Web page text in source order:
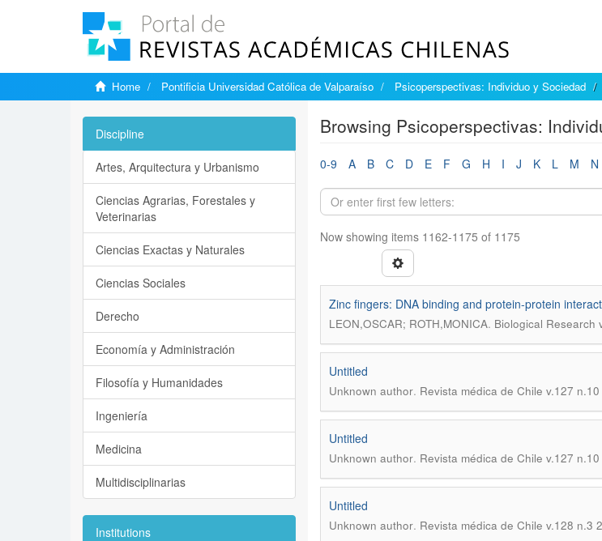
Home Pontificia Universidad Católica de Valparaíso Psicoperspectivas: Individuo y Sociedad
Browsing Psicoperspectivas:
0-9 A B C D E F G H I J K L M N
Now showing items 1162-1175 of 1175
Zinc fingers: DNA binding and protein-protein
LEON,OSCAR; ROTH,MONICA. Biological Research
Untitled
Unknown author. Revista médica de Chile v.127
Untitled
Unknown author. Revista médica de Chile v.127
Untitled
Unknown author. Revista médica de Chile v.128 n.3
Discipline
Artes, Arquitectura y Urbanismo
Ciencias Agrarias, Forestales y
Veterinarias
Ciencias Exactas y Naturales
Ciencias Sociales
Derecho
Economía y Administración
Filosofía y Humanidades
Ingeniería
Medicina
Multidisciplinarias
Institutions